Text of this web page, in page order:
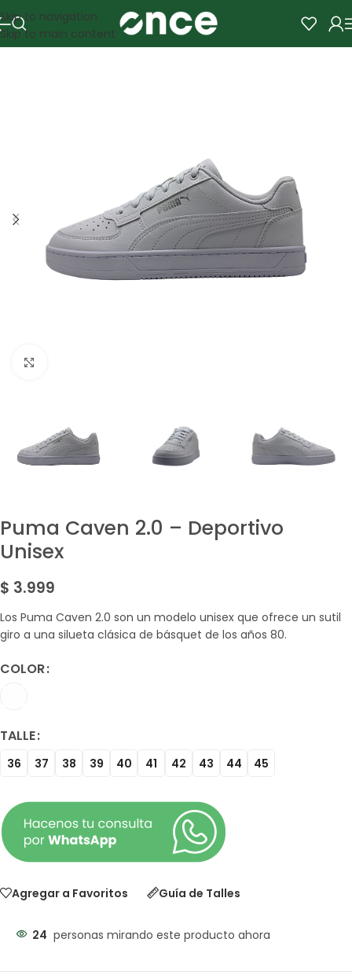
Skip to navigation
Skip to main content
Puma Caven 2.0 – Deportivo
Unisex
$ 3.999
Los Puma Caven 2.0 son un modelo unisex que ofrece un sutil
giro a una silueta clásica de básquet de los años 80.
COLOR
TALLE
36 37 38 39 40 41 42 43 44 45
Agregar a Favoritos Guía de Talles
24 personas mirando este producto ahora